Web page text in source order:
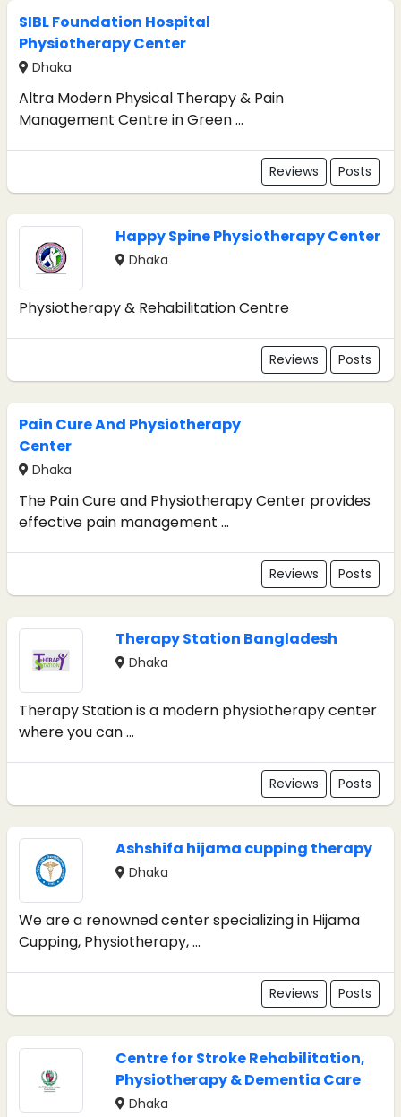
SIBL Foundation Hospital
Physiotherapy Center
Dhaka
Altra Modern Physical Therapy & Pain
Management Centre in Green ...
Reviews Posts
Happy Spine Physiotherapy Center
Dhaka
Physiotherapy & Rehabilitation Centre
Reviews Posts
Pain Cure And Physiotherapy
Center
Dhaka
The Pain Cure and Physiotherapy Center provides
effective pain management ...
Reviews Posts
Therapy Station Bangladesh
Dhaka
Therapy Station is a modern physiotherapy center
where you can ...
Reviews Posts
Ashshifa hijama cupping therapy
Dhaka
We are a renowned center specializing in Hijama
Cupping, Physiotherapy, ...
Reviews Posts
Centre for Stroke Rehabilitation,
Physiotherapy & Dementia Care
Dhaka